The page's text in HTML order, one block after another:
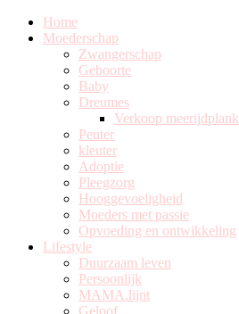
Home
Moederschap
Zwangerschap
Geboorte
Baby
Dreumes
Verkoop meerijdplank
Peuter
kleuter
Adoptie
Pleegzorg
Hooggevoeligheid
Moeders met passie
Opvoeding en ontwikkeling
Lifestyle
Duurzaam leven
Persoonlijk
MAMA.lijnt
Geloof